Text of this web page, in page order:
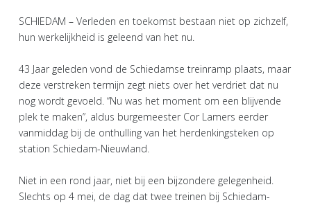
SCHIEDAM – Verleden en toekomst bestaan niet op zichzelf,
hun werkelijkheid is geleend van het nu.
43 Jaar geleden vond de Schiedamse treinramp plaats, maar
deze verstreken termijn zegt niets over het verdriet dat nu
nog wordt gevoeld. “Nu was het moment om een blijvende
plek te maken”, aldus burgemeester Cor Lamers eerder
vanmiddag bij de onthulling van het herdenkingsteken op
station Schiedam-Nieuwland.
Niet in een rond jaar, niet bij een bijzondere gelegenheid.
Slechts op 4 mei, de dag dat twee treinen bij Schiedam-